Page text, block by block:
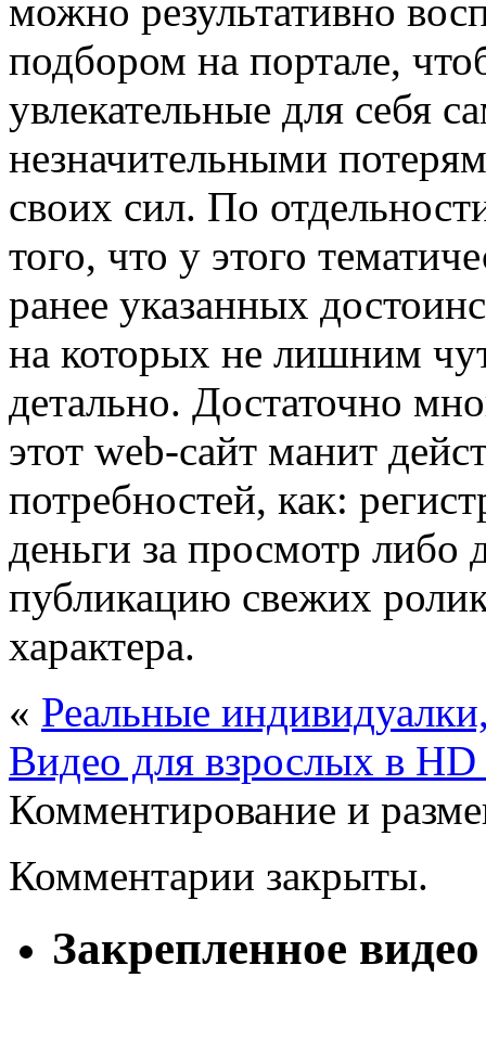
можно результативно
подбором на портале,
увлекательные для себя
незначительными
своих сил. По
того, что у этого
ранее указанных
на которых не лишним
детально. Достаточно
этот web-сайт манит
потребностей, как:
деньги за просмотр либо
публикацию свежих
характера.
« Реальные
Видео для взрослых в HD
Комментирование и
Комментарии закрыты.
Закрепленное видео